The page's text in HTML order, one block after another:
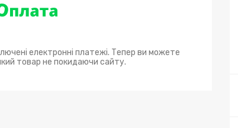
електронні платежі. Тепер ви можете
товар не покидаючи сайту.